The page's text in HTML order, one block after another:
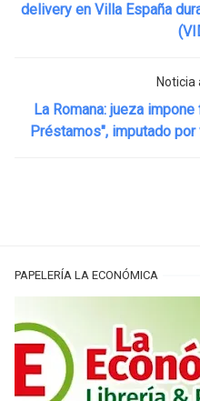
delivery en Villa España
Noticia
La Romana: jueza
Préstamos", imputado
PAPELERÍA LA ECONÓMICA